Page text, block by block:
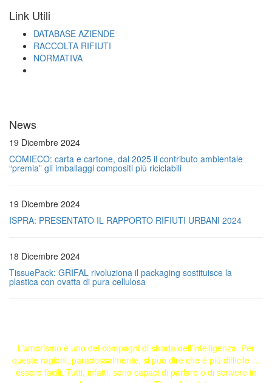
Link Utili
DATABASE AZIENDE
RACCOLTA RIFIUTI
NORMATIVA
News
19 Dicembre 2024
COMIECO: carta e cartone, dal 2025 il contributo ambientale
“premia” gli imballaggi compositi più riciclabili
19 Dicembre 2024
ISPRA: PRESENTATO IL RAPPORTO RIFIUTI URBANI 2024
18 Dicembre 2024
TissuePack: GRIFAL rivoluziona il packaging sostituisce la
plastica con ovatta di pura cellulosa
L’umorismo è uno dei compagni di strada dell’intelligenza. Per
queste ragioni, paradossalmente, si può dire che è più difficile …
essere facili. Tutti, infatti, sono capaci di parlare o di scrivere in